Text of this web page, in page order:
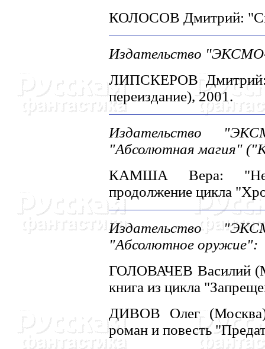
КОЛОСОВ Дмитрий:
Издательство
ЛИПСКЕРОВ Дмитрий:
переиздание), 2001.
Издательство
"Абсолютная магия"
КАМША Вера:
продолжение цикла
Издательство
"Абсолютное оружие":
ГОЛОВАЧЕВ Василий
книга из цикла
ДИВОВ Олег
роман и повесть